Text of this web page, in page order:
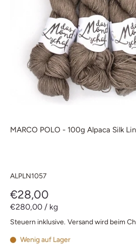
MARCO POLO - 100g Alpaca Silk
ALPLN1057
€28,00
€280,00 / kg
Steuern inklusive. Versandwird beim
Wenig auf Lager